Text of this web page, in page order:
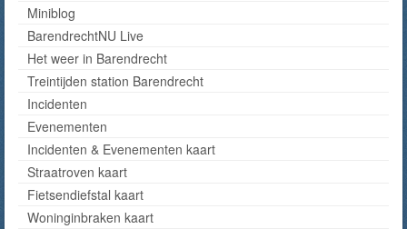
Miniblog
BarendrechtNU Live
Het weer in Barendrecht
Treintijden station Barendrecht
Incidenten
Evenementen
Incidenten & Evenementen kaart
Straatroven kaart
Fietsendiefstal kaart
Woninginbraken kaart